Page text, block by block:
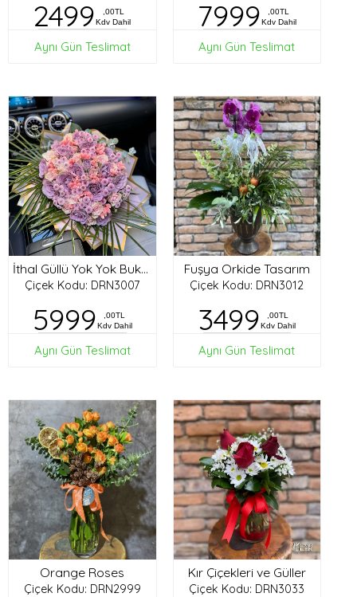
2499
,00TL
Kdv Dahil
Aynı Gün Teslimat
7999
,00TL
Kdv Dahil
Aynı Gün Teslimat
İthal Güllü Yok Yok Buket
Çiçek Kodu: DRN3007
5999
,00TL
Kdv Dahil
Aynı Gün Teslimat
Fuşya Orkide Tasarım
Çiçek Kodu: DRN3012
3499
,00TL
Kdv Dahil
Aynı Gün Teslimat
Orange Roses
Çiçek Kodu: DRN2999
Kır Çiçekleri ve Güller
Çiçek Kodu: DRN3033